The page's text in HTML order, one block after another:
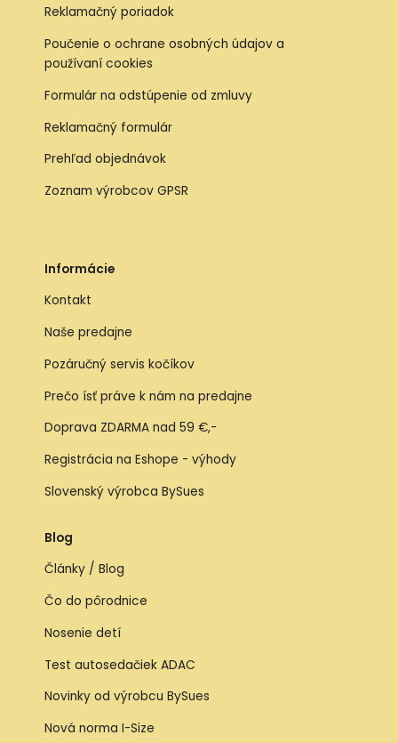
Reklamačný poriadok
Poučenie o ochrane osobných údajov a
používaní cookies
Formulár na odstúpenie od zmluvy
Reklamačný formulár
Prehľad objednávok
Zoznam výrobcov GPSR
Informácie
Kontakt
Naše predajne
Pozáručný servis kočíkov
Prečo ísť práve k nám na predajne
Doprava ZDARMA nad 59 €,-
Registrácia na Eshope - výhody
Slovenský výrobca BySues
Blog
Články / Blog
Čo do pôrodnice
Nosenie detí
Test autosedačiek ADAC
Novinky od výrobcu BySues
Nová norma I-Size